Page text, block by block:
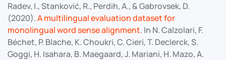
Radev, I., Stanković, R., Perdih, A., & Gabrovsek, D.
(2020).A multilingual evaluation dataset for
monolingual word sense alignment. In N. Calzolari, F.
Béchet, P. Blache, K. Choukri, C. Cieri, T. Declerck, S.
Goggi, H. Isahara, B. Maegaard, J. Mariani, H. Mazo, A.